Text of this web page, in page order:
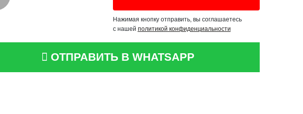
Нажимая кнопку отправить, вы соглашаетесь
с нашей политикой конфиденциальности
ОТПРАВИТЬ В WHATSAPP